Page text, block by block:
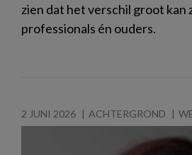
zien dat het verschil groot kan
professionals én ouders.
2 JUNI 2026 ACHTERGROND